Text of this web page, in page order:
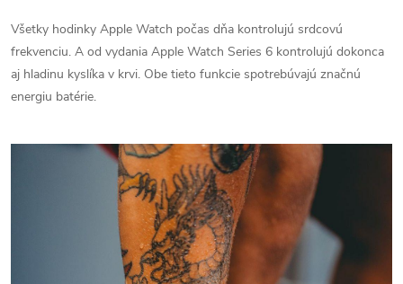
Všetky hodinky Apple Watch počas dňa kontrolujú srdcovú
frekvenciu. A od vydania Apple Watch Series 6 kontrolujú dokonca
aj hladinu kyslíka v krvi. Obe tieto funkcie spotrebúvajú značnú
energiu batérie.